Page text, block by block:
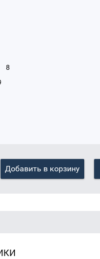
8
Добавить в корзину